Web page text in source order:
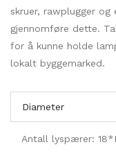
skruer, rawplugger
gjennomføre dette.
for å kunne holde
lokalt byggemarked.
Diameter
Antall lyspærer: